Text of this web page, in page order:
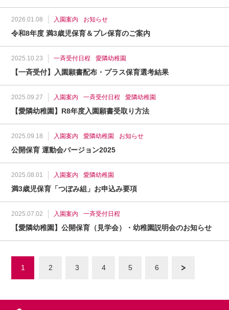
2026.01.08 入園案内 お知らせ
令和8年度 満3歳児保育＆プレ保育のご案内
2025.10.23 一斉受付日程 愛隣幼稚園
【一斉受付】入園願書配布・プラス保育選考結果
2025.09.27 入園案内 一斉受付日程 愛隣幼稚園
【愛隣幼稚園】R8年度入園願書受取り方法
2025.09.18 入園案内 愛隣幼稚園 お知らせ
公開保育 運動会バージョン2025
2025.08.01 入園案内 愛隣幼稚園
満3歳児保育「つぼみ組」お申込み要項
2025.07.02 入園案内 一斉受付日程
【愛隣幼稚園】公開保育（見学会）・幼稚園説明会のお知らせ
1 2 3 4 5 6